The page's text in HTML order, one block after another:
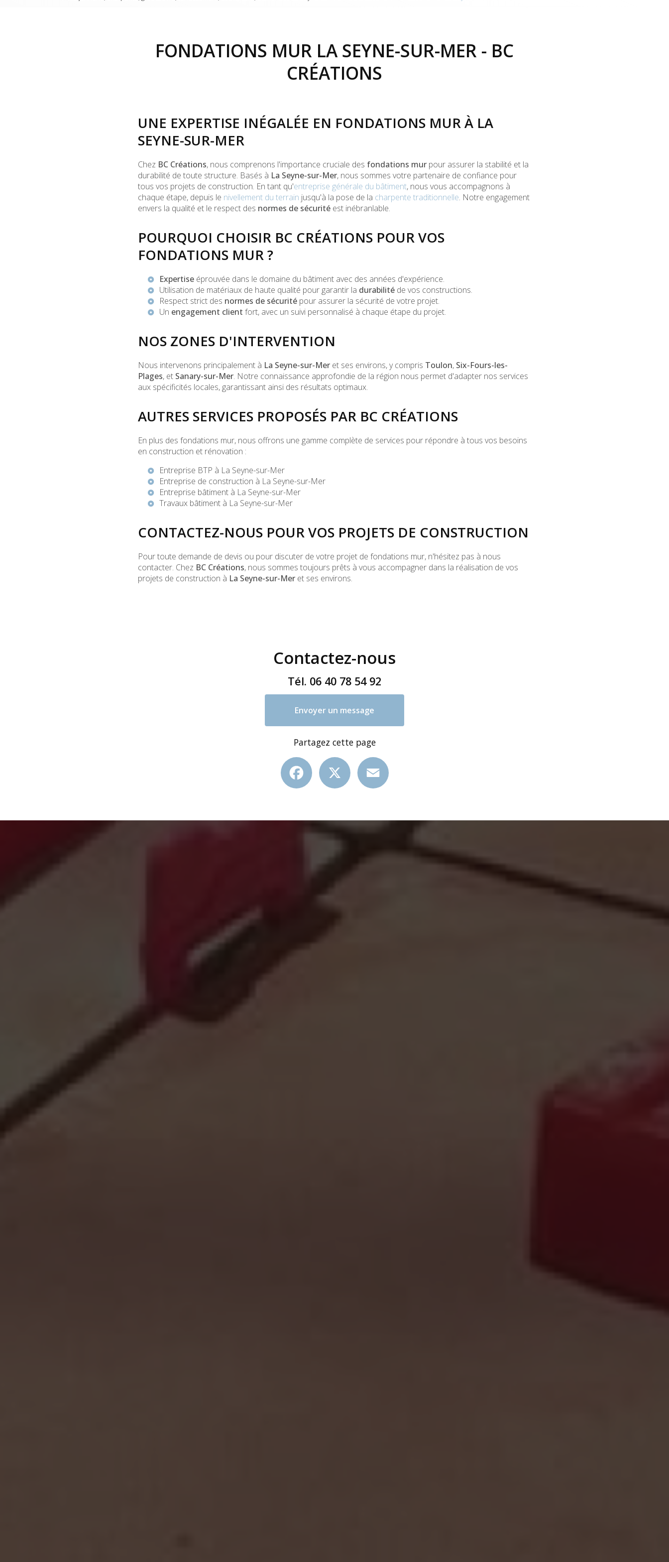
FONDATIONS MUR LA SEYNE-SUR-MER - BC
CRÉATIONS
UNE EXPERTISE INÉGALÉE EN FONDATIONS MUR À LA
SEYNE-SUR-MER
Chez BC Créations, nous comprenons l'importance cruciale des fondations mur pour assurer la stabilité et la
durabilité de toute structure. Basés à La Seyne-sur-Mer, nous sommes votre partenaire de confiance pour
tous vos projets de construction. En tant qu'entreprise générale du bâtiment, nous vous accompagnons à
chaque étape, depuis le nivellement du terrain jusqu'à la pose de la charpente traditionnelle. Notre engagement
envers la qualité et le respect des normes de sécurité est inébranlable.
POURQUOI CHOISIR BC CRÉATIONS POUR VOS
FONDATIONS MUR ?
Expertise éprouvée dans le domaine du bâtiment avec des années d'expérience.
Utilisation de matériaux de haute qualité pour garantir la durabilité de vos constructions.
Respect strict des normes de sécurité pour assurer la sécurité de votre projet.
Un engagement client fort, avec un suivi personnalisé à chaque étape du projet.
NOS ZONES D'INTERVENTION
Nous intervenons principalement à La Seyne-sur-Mer et ses environs, y compris Toulon, Six-Fours-les-
Plages, et Sanary-sur-Mer. Notre connaissance approfondie de la région nous permet d'adapter nos services
aux spécificités locales, garantissant ainsi des résultats optimaux.
AUTRES SERVICES PROPOSÉS PAR BC CRÉATIONS
En plus des fondations mur, nous offrons une gamme complète de services pour répondre à tous vos besoins
en construction et rénovation :
Entreprise BTP à La Seyne-sur-Mer
Entreprise de construction à La Seyne-sur-Mer
Entreprise bâtiment à La Seyne-sur-Mer
Travaux bâtiment à La Seyne-sur-Mer
CONTACTEZ-NOUS POUR VOS PROJETS DE CONSTRUCTION
Pour toute demande de devis ou pour discuter de votre projet de fondations mur, n'hésitez pas à nous
contacter. Chez BC Créations, nous sommes toujours prêts à vous accompagner dans la réalisation de vos
projets de construction à La Seyne-sur-Mer et ses environs.
Contactez-nous
Tél. 06 40 78 54 92
Envoyer un message
Partagez cette page
Facebook